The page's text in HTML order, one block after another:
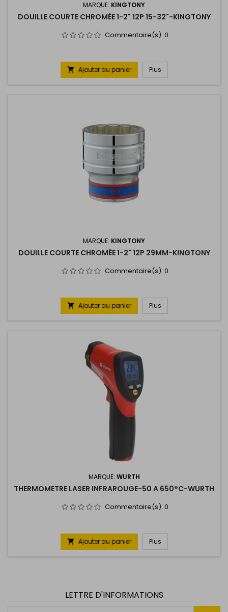
MARQUE: KINGTONY
DOUILLE COURTE CHROMÉE 1-2" 12P 15-32"-KINGTONY
Commentaire(s): 0
 Ajouter au panier Plus
MARQUE: KINGTONY
DOUILLE COURTE CHROMÉE 1-2" 12P 29MM-KINGTONY
Commentaire(s): 0
 Ajouter au panier Plus
MARQUE: WURTH
THERMOMETRE LASER INFRAROUGE-50 A 650°C-WURTH
Commentaire(s): 0
 Ajouter au panier Plus
LETTRE D'INFORMATIONS